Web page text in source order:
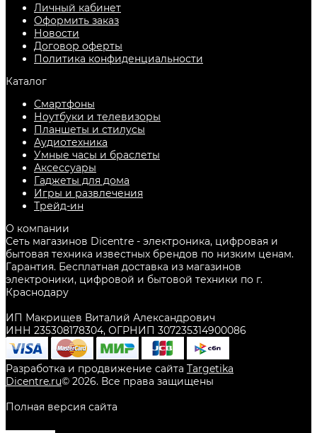
Личный кабинет
Оформить заказ
Новости
Договор оферты
Политика конфиденциальности
Каталог
Смартфоны
Ноутбуки и телевизоры
Планшеты и стилусы
Аудиотехника
Умные часы и браслеты
Аксессуары
Гаджеты для дома
Игры и развлечения
Трейд-ин
О компании
Сеть магазинов Dicentre - электроника, цифровая и
бытовая техника известных брендов по низким ценам.
Гарантия. Бесплатная доставка из магазинов
электроники, цифровой и бытовой техники по г.
Краснодару
ИП Макрищев Виталий Александрович
ИНН 235308178304, ОГРНИП 307235314900086
Разработка и продвижение сайта Targetika
Dicentre.ru© 2026. Все права защищены
Полная версия сайта